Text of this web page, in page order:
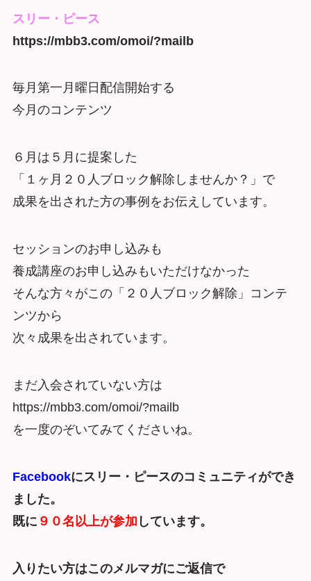
スリー・ピース
https://mbb3.com/omoi/?mailb
毎月第一月曜日配信開始する
今月のコンテンツ
６月は５月に提案した
「１ヶ月２０人ブロック解除しませんか？」で
成果を出された方の事例をお伝えしています。
セッションのお申し込みも
養成講座のお申し込みもいただけなかった
そんな方々がこの「２０人ブロック解除」コンテ
ンツから
次々成果を出されています。
まだ入会されていない方は
https://mbb3.com/omoi/?mailb
を一度のぞいてみてくださいね。
Facebookにスリー・ピースのコミュニティができ
ました。
既に ９０名以上が参加 しています。
入りたい方はこのメルマガにご返信で